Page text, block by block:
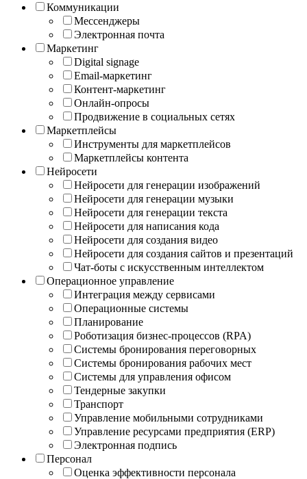
Коммуникации
Мессенджеры
Электронная почта
Маркетинг
Digital signage
Email-маркетинг
Контент-маркетинг
Онлайн-опросы
Продвижение в социальных сетях
Маркетплейсы
Инструменты для маркетплейсов
Маркетплейсы контента
Нейросети
Нейросети для генерации изображений
Нейросети для генерации музыки
Нейросети для генерации текста
Нейросети для написания кода
Нейросети для создания видео
Нейросети для создания сайтов и презентаций
Чат-боты с искусственным интеллектом
Операционное управление
Интеграция между сервисами
Операционные системы
Планирование
Роботизация бизнес-процессов (RPA)
Системы бронирования переговорных
Системы бронирования рабочих мест
Системы для управления офисом
Тендерные закупки
Транспорт
Управление мобильными сотрудниками
Управление ресурсами предприятия (ERP)
Электронная подпись
Персонал
Оценка эффективности персонала